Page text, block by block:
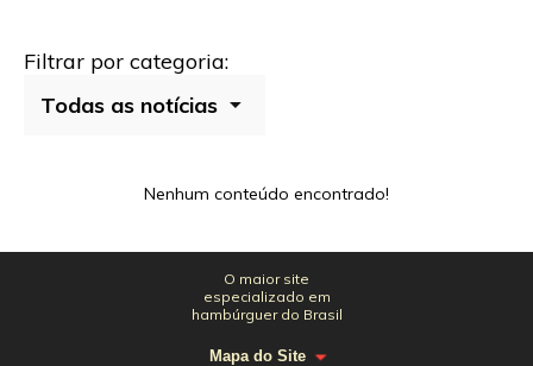
Filtrar por categoria:
Nenhum conteúdo encontrado!
O maior site
especializado em
hambúrguer do Brasil
Mapa do Site